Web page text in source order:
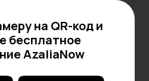
в ящиках:
флористической
на QR-код и
бесплатное
AzaliaNow